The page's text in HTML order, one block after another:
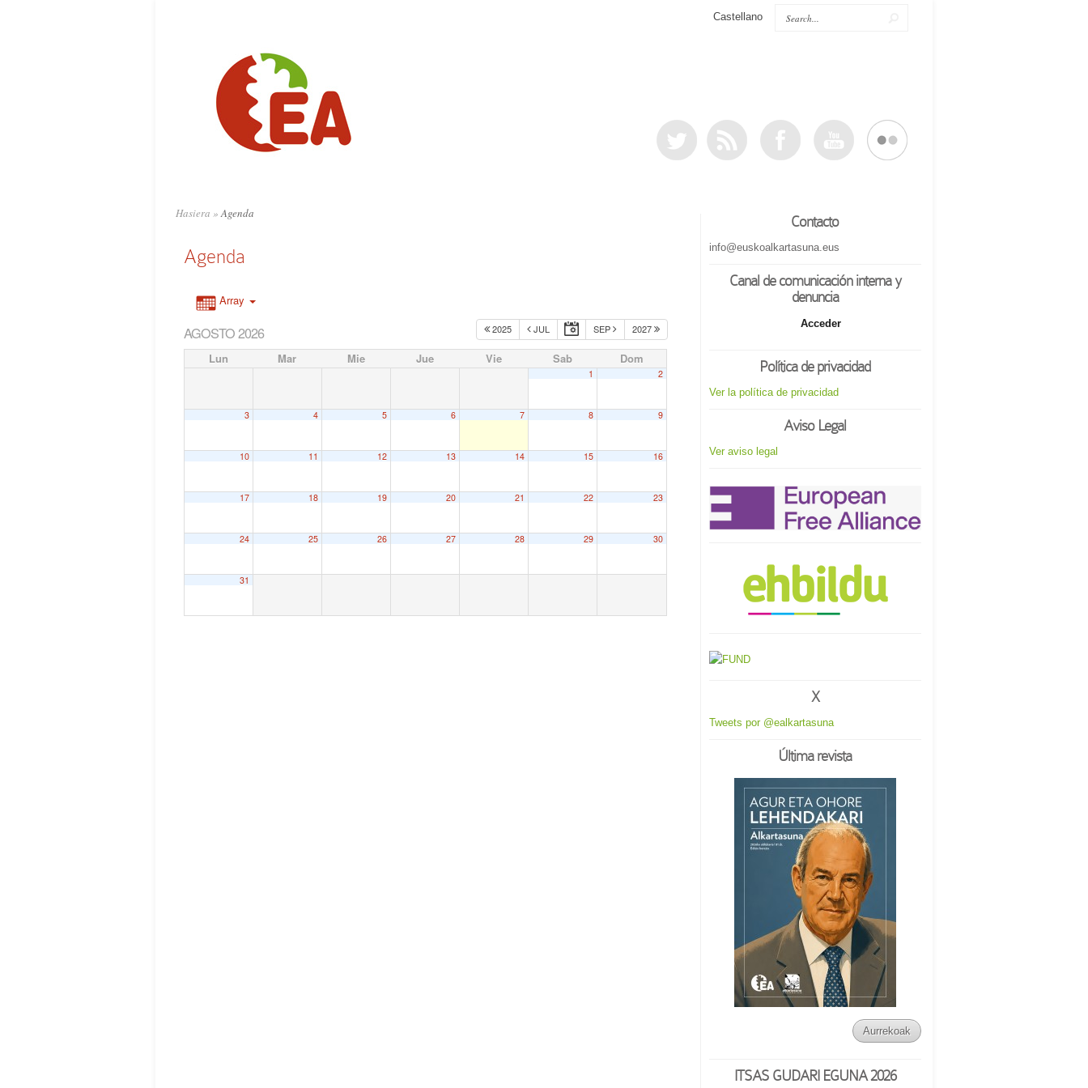
Castellano
Hasiera »Agenda
Agenda
Array
AGOSTO 2026 2025 JUL SEP 2027
Lun Mar Mie Jue Vie Sab Dom
1 2
3 4 5 6 7 8 9
10 11 12 13 14 15 16
17 18 19 20 21 22 23
24 25 26 27 28 29 30
31
Contacto
info@euskoalkartasuna.eus
Canal de comunicación interna y
denuncia
Acceder
Política de privacidad
Ver la política de privacidad
Aviso Legal
Ver aviso legal
X
Tweets por @ealkartasuna
Última revista
Aurrekoak
ITSAS GUDARI EGUNA 2026